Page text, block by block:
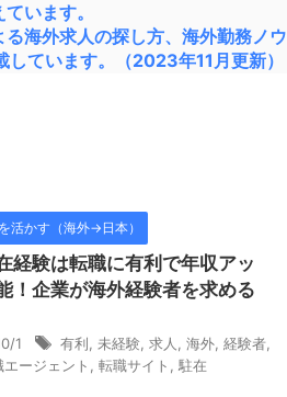
ています。
海外求人の探し方、海外勤務ノウ
ています。（2023年11月更新）
活かす（海外→日本）
経験は転職に有利で年収アッ
！企業が海外経験者を求める
1 有利 未経験 求人 海外 経験者
エージェント 転職サイト 駐在